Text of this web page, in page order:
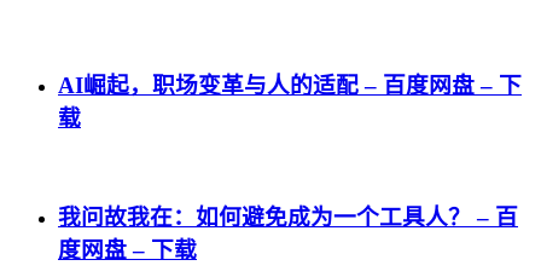
AI崛起，职场变革与人的适配 – 百度网盘 – 下
载
我问故我在：如何避免成为一个工具人？ – 百
度网盘 – 下载